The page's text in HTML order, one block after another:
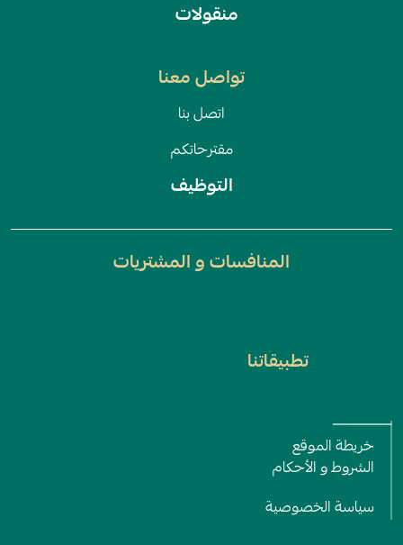
منقولات
تواصل معنا
اتصل بنا
مقترحاتكم
التوظيف
المنافسات و المشتريات
تطبيقاتنا
Policy and Terms menu
سياسة الخصوصية
الشروط و اﻷحكام
خريطة الموقع